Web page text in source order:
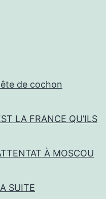
de cochon
LA FRANCE QU’ILS
À MOSCOU
SUITE